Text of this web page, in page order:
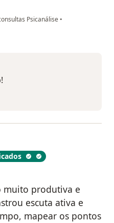
Psicanálise •
muito produtiva e
escuta ativa e
mapear os pontos